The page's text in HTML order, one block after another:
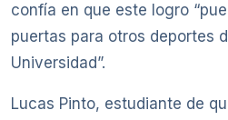
confía en que este logro
puertas para otros deportes
Universidad”.
Lucas Pinto, estudiante de